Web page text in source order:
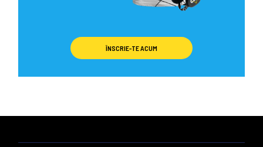
ÎNSCRIE-TE ACUM